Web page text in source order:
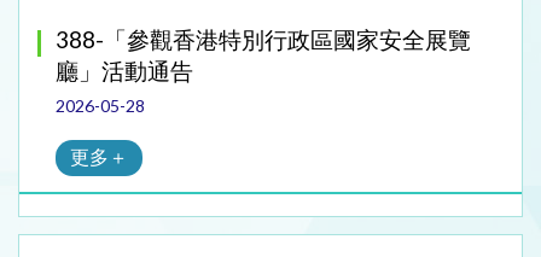
388-「參觀香港特別行政區國家安全展覽
廳」活動通告
2026-05-28
更多＋